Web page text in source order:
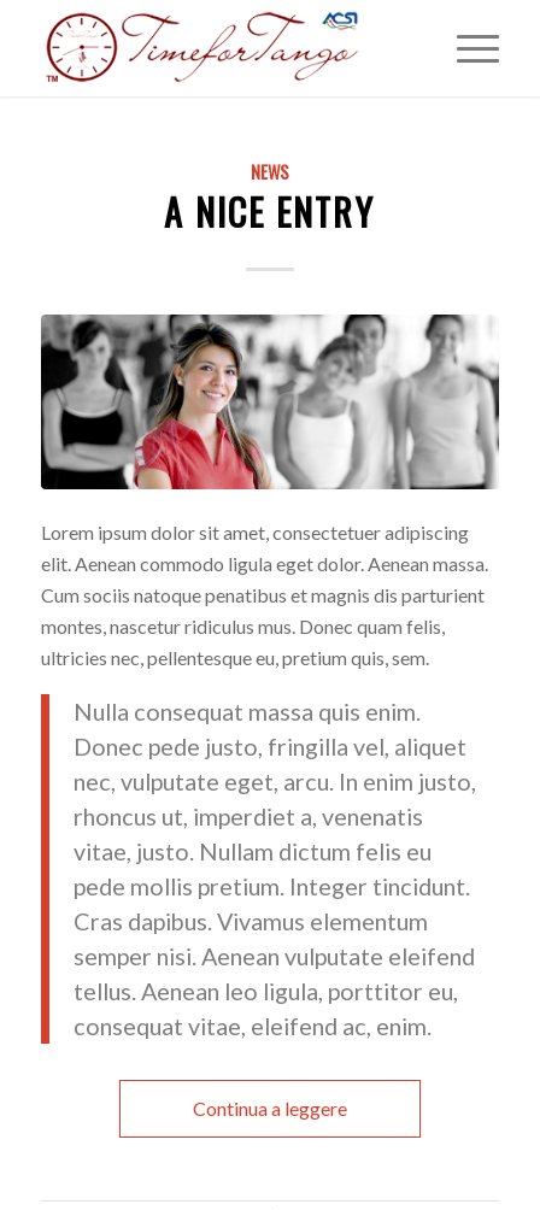
NEWS
A NICE ENTRY
Lorem ipsum dolor sit amet, consectetuer adipiscing
elit. Aenean commodo ligula eget dolor. Aenean massa.
Cum sociis natoque penatibus et magnis dis parturient
montes, nascetur ridiculus mus. Donec quam felis,
ultricies nec, pellentesque eu, pretium quis, sem.
Nulla consequat massa quis enim.
Donec pede justo, fringilla vel, aliquet
nec, vulputate eget, arcu. In enim justo,
rhoncus ut, imperdiet a, venenatis
vitae, justo. Nullam dictum felis eu
pede mollis pretium. Integer tincidunt.
Cras dapibus. Vivamus elementum
semper nisi. Aenean vulputate eleifend
tellus. Aenean leo ligula, porttitor eu,
consequat vitae, eleifend ac, enim.
Continua a leggere